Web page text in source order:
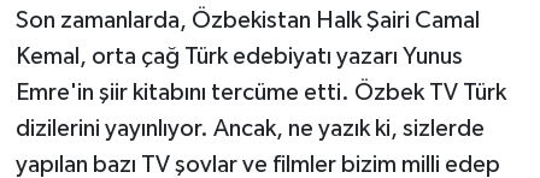
Son zamanlarda, Özbekistan Halk Şairi Camal
Kemal, orta çağ Türk edebiyatı yazarı Yunus
Emre'in şiir kitabını tercüme etti. Özbek TV Türk
dizilerini yayınlıyor. Ancak, ne yazık ki, sizlerde
yapılan bazı TV şovlar ve filmler bizim milli edep